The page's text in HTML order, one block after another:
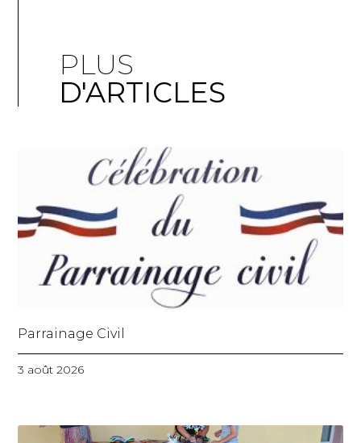
PLUS
D'ARTICLES
Parrainage Civil
3 août 2026